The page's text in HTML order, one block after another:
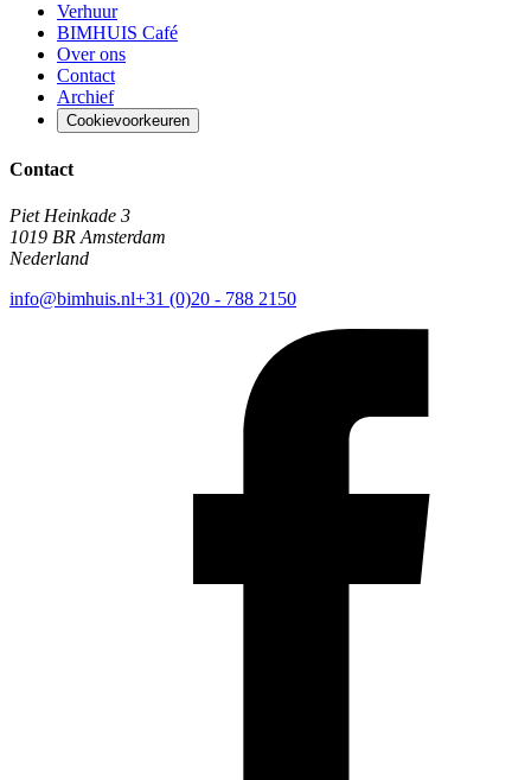
Verhuur
BIMHUIS Café
Over ons
Contact
Archief
Cookievoorkeuren
Contact
Piet Heinkade 3
1019 BR Amsterdam
Nederland
info@bimhuis.nl+31 (0)20 - 788 2150